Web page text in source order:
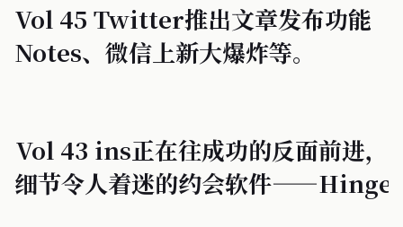
Vol 45 Twitter推出文章发布功能
Notes、微信上新大爆炸等。
Vol 43 ins正在往成功的反面前进，
细节令人着迷的约会软件——Hinge